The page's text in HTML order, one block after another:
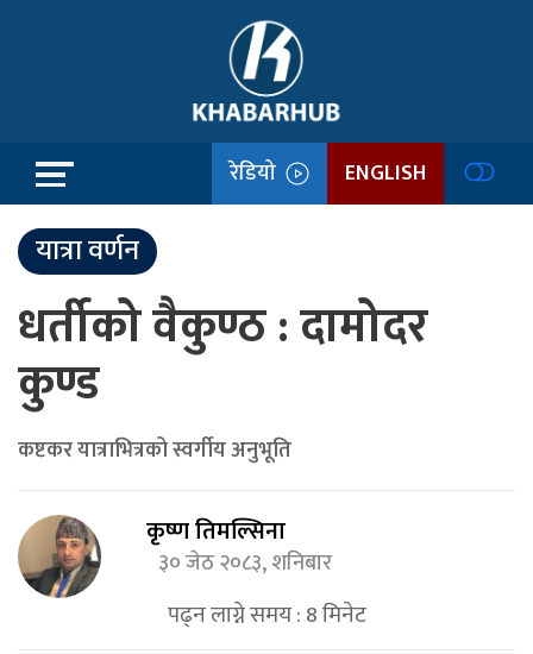
रेडियो ENGLISH
यात्रा वर्णन
धर्तीको वैकुण्ठ : दामोदर
कुण्ड
कष्टकर यात्राभित्रको स्वर्गीय अनुभूति
कृष्ण तिमल्सिना
३० जेठ २०८३, शनिबार
पढ्न लाग्ने समय :8मिनेट